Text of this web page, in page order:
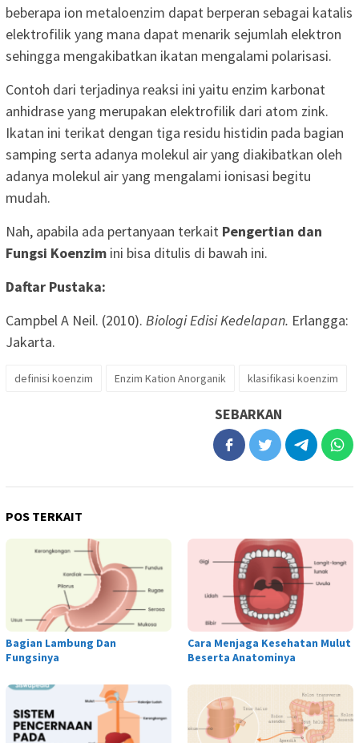
beberapa ion metaloenzim dapat berperan sebagai katalis
elektrofilik yang mana dapat menarik sejumlah elektron
sehingga mengakibatkan ikatan mengalami polarisasi.
Contoh dari terjadinya reaksi ini yaitu enzim karbonat
anhidrase yang merupakan elektrofilik dari atom zink.
Ikatan ini terikat dengan tiga residu histidin pada bagian
samping serta adanya molekul air yang diakibatkan oleh
adanya molekul air yang mengalami ionisasi begitu
mudah.
Nah, apabila ada pertanyaan terkait Pengertian dan
Fungsi Koenzim ini bisa ditulis di bawah ini.
Daftar Pustaka:
Campbel A Neil. (2010). Biologi Edisi Kedelapan. Erlangga:
Jakarta.
definisi koenzim Enzim Kation Anorganik klasifikasi koenzim
SEBARKAN
POS TERKAIT
Bagian Lambung Dan
Fungsinya
Cara Menjaga Kesehatan Mulut
Beserta Anatominya